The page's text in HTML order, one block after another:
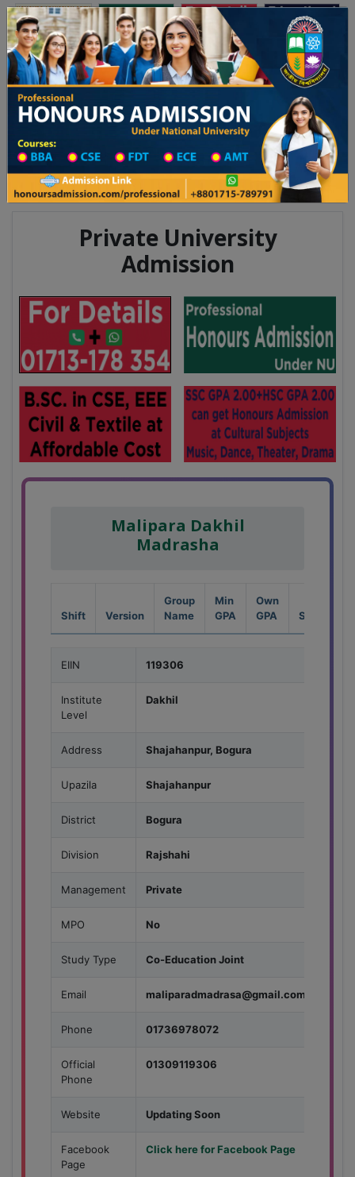
Toggle navigation অনার্স ভর্তি প্রফেশনাল অনার্স
Updates
২৬ শিক্ষাবর্ষের ১ম বর্ষের ভর্তি আবেদন বিজ্ঞপ্তি ঢাকা বিশ্ববিদ্যালয় ২০২৫-২৬ শিক্ষাবর্ষে
Madrasah in Bogura District
Madrasah List
Madrasah Information
Private University
Admission
Malipara Dakhil
Madrasha
Shift Version
Group
Name
Min
GPA
Own
GPA
Seat
EIIN 119306
Institute
Level
Dakhil
Address Shajahanpur, Bogura
Upazila Shajahanpur
District Bogura
Division Rajshahi
Management Private
MPO No
Study Type Co-Education Joint
Email maliparadmadrasa@gmail.com
Phone 01736978072
Official
Phone
01309119306
Website Updating Soon
Facebook
Page
Click here for Facebook Page